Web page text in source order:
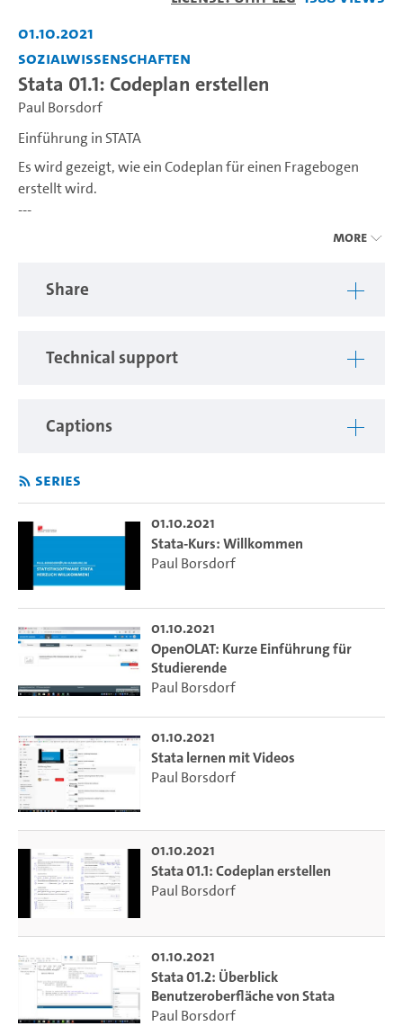
01.10.2021
Sozialwissenschaften
Stata 01.1: Codeplan erstellen
Paul Borsdorf
Einführung in STATA
Es wird gezeigt, wie ein Codeplan für einen Fragebogen
erstellt wird.
---
Sozialwissenschaften weit verbreitet ist. Sie ermöglicht
empirische Forschung durchzuführen, Daten zu analysieren
More
Share
Technical support
Captions
Series
01.10.2021
Stata-Kurs: Willkommen
Paul Borsdorf
01.10.2021
OpenOLAT: Kurze Einführung für
Studierende
Paul Borsdorf
01.10.2021
Stata lernen mit Videos
Paul Borsdorf
01.10.2021
Stata 01.1: Codeplan erstellen
Paul Borsdorf
01.10.2021
Stata 01.2: Überblick
Benutzeroberfläche von Stata
Paul Borsdorf